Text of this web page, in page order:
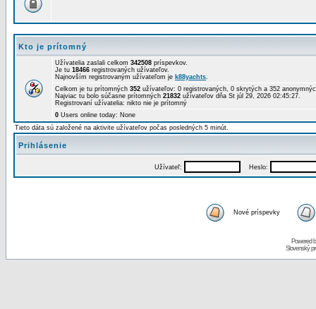
Kto je prítomný
Užívatelia zaslali celkom 342508 príspevkov.
Je tu 18466 registrovaných užívateľov.
Najnovším registrovaným užívateľom je k88yachts.
Celkom je tu prítomných 352 užívateľov: 0 registrovaných, 0 skrytých a 352
Najviac tu bolo súčasne prítomných 21832 užívateľov dňa St júl 29, 2026 02:45:27.
Registrovaní užívatelia: nikto nie je prítomný
0 Users online today: None
Tieto dáta sú založené na aktivite užívateľov počas posledných 5 minút.
Prihlásenie
Užívateľ: Heslo:
Nové príspevky
Powered
Slovenský